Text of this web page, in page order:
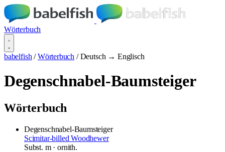
Wörterbuch
babelfish / Wörterbuch / Deutsch → Englisch
Degenschnabel-Baumsteiger
Wörterbuch
Degenschnabel-Baumsteiger
Scimitar-billed Woodhewer
Subst. m· ornith.